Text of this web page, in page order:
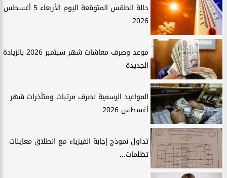
حالة الطقس المتوقعة اليوم الأربعاء 5 أغسطس
2026
موعد وصرف معاشات شهر سبتمبر 2026 بالزيادة
الجديدة
المواعيد الرسمية لصرف مرتبات ومتأخرات شهر
أغسطس 2026
تداول نموذج إجابة الفيزياء مع انطلاق معاينات
تظلمات...